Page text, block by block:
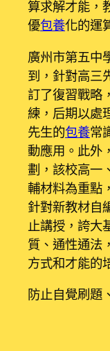
算求解才能，
優包養化的運
廣州市第五中
到，針對高三
訂了復習戰略
練，后期以處
先生的包養常
動應用。此外
劃，該校高一
輔材料為重點
針對新教材自
止講授，誇大
質、通性通法
方式和才能的
防止自覺刷題